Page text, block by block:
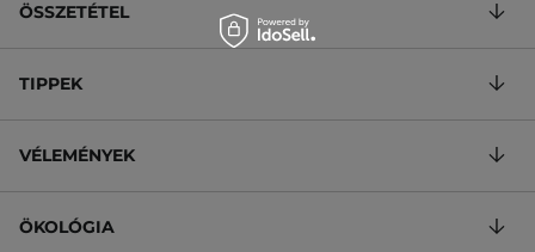
ÖSSZETÉTEL
TIPPEK
VÉLEMÉNYEK
ÖKOLÓGIA